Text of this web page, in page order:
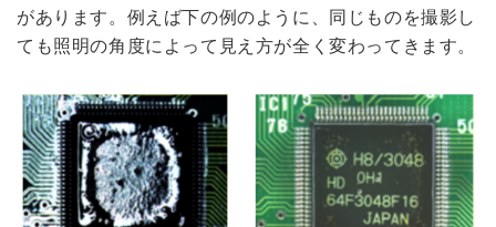
があります。例えば下の例のように、同じものを撮影し
ても照明の角度によって見え方が全く変わってきます。